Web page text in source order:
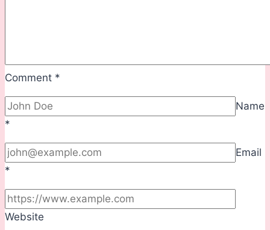
Comment *
Name
*
Email
*
Website